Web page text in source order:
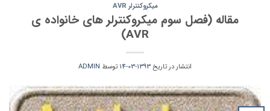
میکروکنترلر AVR
مقاله (فصل سوم میکروکنترلر های خانواده ی
AVR)
انتشار در تاریخ1393-03-14 توسط ADMIN